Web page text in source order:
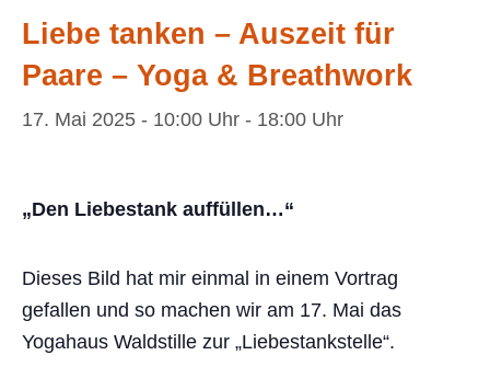
Liebe tanken – Auszeit für
Paare – Yoga & Breathwork
17. Mai 2025 - 10:00 Uhr - 18:00 Uhr
„Den Liebestank auffüllen…“
Dieses Bild hat mir einmal in einem Vortrag
gefallen und so machen wir am 17. Mai das
Yogahaus Waldstille zur „Liebestankstelle“.